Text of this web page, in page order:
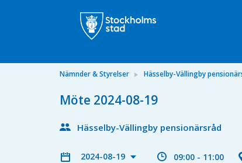
Nämnder & Styrelser Hässelby-Vällingby
Möte 2024-08-19
Hässelby-Vällingby pensionärsråd
2024-08-19 09:00 - 11:00